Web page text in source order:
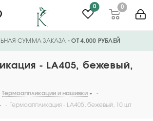
0 0
СУММА ЗАКАЗА - ОТ 4.000 РУБЛЕЙ
- LA405, бежевый,
Термоаппликации и нашивки
-
- Термоаппликация - LA405, бежевый, 10 шт